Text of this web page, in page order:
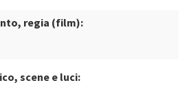
regia (film):
scene e luci: